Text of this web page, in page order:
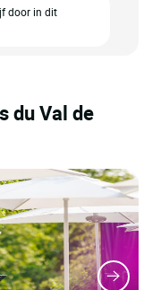
door in dit
du Val de